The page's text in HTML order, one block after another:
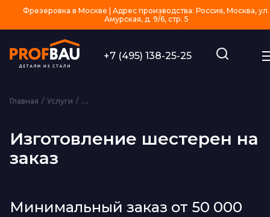
Фрезеровка в Москве | Адрес производства: Россия, Москва, ул.
Амурская, д. 9/6, стр. 5
+7 (495) 138-25-25
Главная Услуги Изготовление изделий из металла на заказ
Изготовление шестерен на
заказ
Минимальный заказ от 50 000